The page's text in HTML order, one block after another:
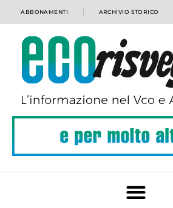
ABBONAMENTI ARCHIVIO STORICO